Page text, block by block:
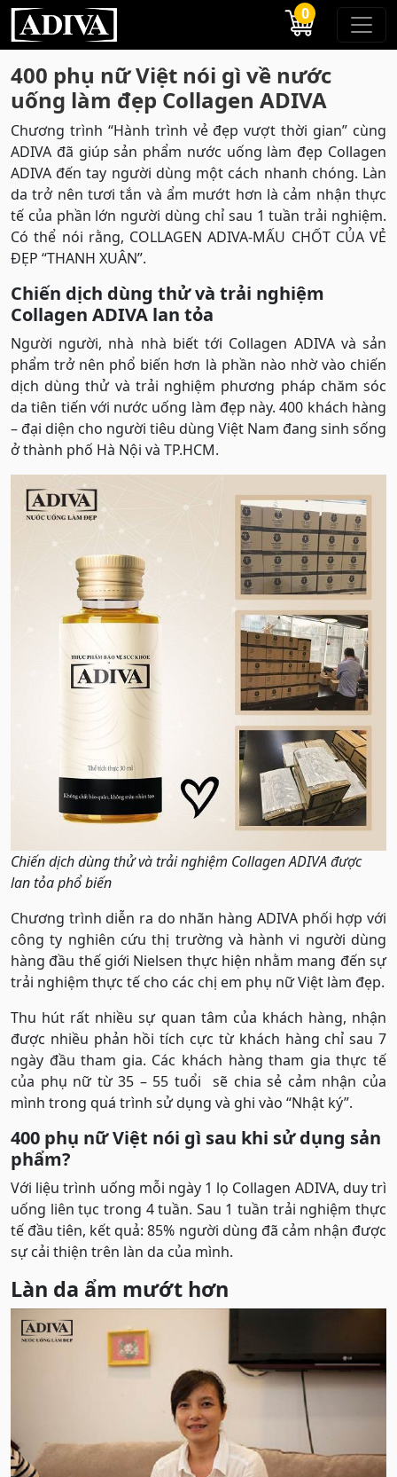
0
400 phụ nữ Việt nói gì về nước
uống làm đẹp Collagen ADIVA
Chương trình “Hành trình vẻ đẹp vượt thời gian” cùng
ADIVA đã giúp sản phẩm nước uống làm đẹp Collagen
ADIVA đến tay người dùng một cách nhanh chóng. Làn
da trở nên tươi tắn và ẩm mướt hơn là cảm nhận thực
tế của phần lớn người dùng chỉ sau 1 tuần trải nghiệm.
Có thể nói rằng, COLLAGEN ADIVA-MẤU CHỐT CỦA VẺ
ĐẸP “THANH XUÂN”.
Chiến dịch dùng thử và trải nghiệm
Collagen ADIVA lan tỏa
Người người, nhà nhà biết tới Collagen ADIVA và sản
phẩm trở nên phổ biến hơn là phần nào nhờ vào chiến
dịch dùng thử và trải nghiệm phương pháp chăm sóc
da tiên tiến với nước uống làm đẹp này. 400 khách hàng
– đại diện cho người tiêu dùng Việt Nam đang sinh sống
ở thành phố Hà Nội và TP.HCM.
Chiến dịch dùng thử và trải nghiệm Collagen ADIVA được
lan tỏa phổ biến
Chương trình diễn ra do nhãn hàng ADIVA phối hợp với
công ty nghiên cứu thị trường và hành vi người dùng
hàng đầu thế giới Nielsen thực hiện nhằm mang đến sự
trải nghiệm thực tế cho các chị em phụ nữ Việt làm đẹp.
Thu hút rất nhiều sự quan tâm của khách hàng, nhận
được nhiều phản hồi tích cực từ khách hàng chỉ sau 7
ngày đầu tham gia. Các khách hàng tham gia thực tế
của phụ nữ từ 35 – 55 tuổi sẽ chia sẻ cảm nhận của
mình trong quá trình sử dụng và ghi vào “Nhật ký”.
400 phụ nữ Việt nói gì sau khi sử dụng sản
phẩm?
Với liệu trình uống mỗi ngày 1 lọ Collagen ADIVA, duy trì
uống liên tục trong 4 tuần. Sau 1 tuần trải nghiệm thực
tế đầu tiên, kết quả: 85% người dùng đã cảm nhận được
sự cải thiện trên làn da của mình.
Làn da ẩm mướt hơn